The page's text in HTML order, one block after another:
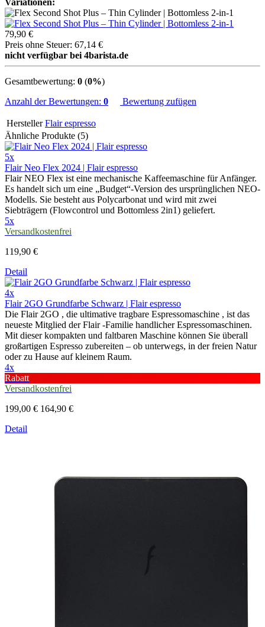
79,90 €
Preis ohne Steuer: 67,14 €
nicht verfügbar bei 4barista.de
Gesamtbewertung: 0 (0%)
Anzahl der Bewertungen: 0 Bewertung zufügen
Hersteller Flair espresso
Ähnliche Produkte (5)
5x
Flair Neo Flex 2024 | Flair espresso
Flair NEO Flex ist eine mechanische Kaffeemaschine für Anfänger.
Es handelt sich um eine „Budget“-Version des ursprünglichen NEO-
Modells. Sie besteht aus Polycarbonat und wird mit zwei
Siebträgern (Flowcontrol und Bottomless 2in1) geliefert.
5x
Versandkostenfrei
119,90 €
Detail
4x
Flair 2GO Grundfarbe Schwarz | Flair espresso
Die Flair 2GO , die ultimative tragbare Espressomaschine , ist das
neueste Mitglied der Flair -Familie handlicher Espressomaschinen.
Mit dieser kompakten und faltbaren Maschine können Sie überall
großartigen Espresso zubereiten – ob unterwegs, in der freien Natur
oder zu Hause auf kleinem Raum.
4x
Rabatt
Versandkostenfrei
199,00 € 164,90 €
Detail